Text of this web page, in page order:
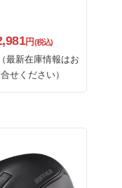
円(税込)
最新在庫情報はお
せください）